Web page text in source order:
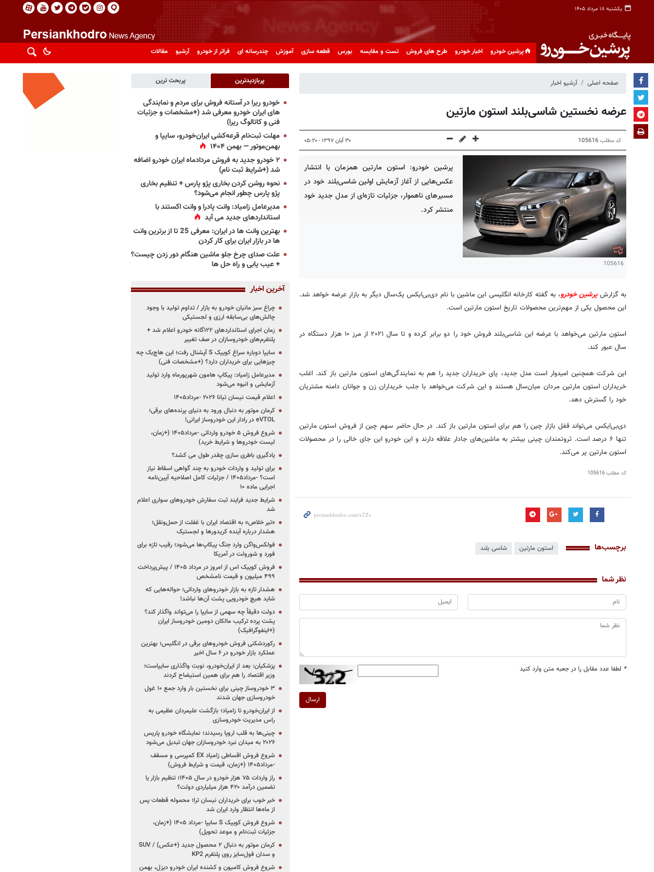
یکشنبه ۱۸ مرداد ۱۴۰۵
پرشین خودرو اخبار خودرو طرح های فروش تست و مقایسه بورس قطعه سازی آموزش چندرسانه ای فراتر از خودرو آرشیو مقالات
صفحه اصلی آرشیو اخبار
عرضه نخستین شاسی‌بلند استون مارتین
کد مطلب 105616 ۳۰ آبان ۱۳۹۷ - ۰۵:۲۰
105616
پرشین خودرو: استون مارتین همزمان با انتشار
عکس‌هایی از آغاز آزمایش اولین شاسی‌بلند خود در
مسیرهای ناهموار، جزئیات تازه‌ای از مدل جدید خود
منتشر کرد.
به گزارشپرشین خودرو، به گفته کارخانه انگلیسی این ماشین با نام دی‌بی‌ایکس یک‌سال دیگر به بازار عرضه خواهد شد.
این محصول یکی از مهم‌ترین محصولات تاریخ استون مارتین است.
استون مارتین می‌خواهد با عرضه این شاسی‌بلند فروش خود را دو برابر کرده و تا سال ۲۰۲۱ از مرز ۱۰ هزار دستگاه در
سال عبور کند.
این شرکت همچنین امیدوار است مدل جدید، پای خریداران جدید را هم به نمایندگی‌های استون مارتین باز کند. اغلب
خریداران استون مارتین مردان میان‌سال هستند و این شرکت می‌خواهد با جلب خریداران زن و جوانان دامنه مشتریان
خود را گسترش دهد.
دی‌بی‌ایکس می‌تواند قفل بازار چین را هم برای استون مارتین باز کند. در حال حاضر سهم چین از فروش استون مارتین
تنها ۶ درصد است. ثروتمندان چینی بیشتر به ماشین‌های جادار علاقه دارند و این خودرو این جای خالی را در محصولات
استون مارتین پر می‌کند.
کد مطلب105616
برچسب‌ها استون مارتین شاسی بلند
نظر شما
* لطفا عدد مقابل را در جعبه متن وارد کنید
ارسال
پربازدیدترین پربحث ترین
خودرو ریرا در آستانه فروش برای مردم و نمایندگی
های ایران خودرو معرفی شد (+مشخصات و جزئیات
فنی و کاتالوگ ریرا)
مهلت ثبت‌نام قرعه‌کشی ایران‌خودرو، سایپا و
بهمن‌موتور — بهمن ۱۴۰۴
۲ خودرو جدید به فروش مردادماه ایران خودرو اضافه
شد (+شرایط ثبت نام)
نحوه روشن کردن بخاری پژو پارس + تنظیم بخاری
پژو پارس چطور انجام می‌شود؟
مدیرعامل زامیاد: وانت پادرا و وانت اکستند با
استانداردهای جدید می آید
بهترین وانت ها در ایران: معرفی 25 تا از برترین وانت
ها در بازار ایران برای کار کردن
علت صدای چرخ جلو ماشین هنگام دور زدن چیست؟
+ عیب یابی و راه حل ها
آخرین اخبار
چراغ سبز مانیان خودرو به بازار / تداوم تولید با وجود
چالش‌های بی‌سابقه ارزی و لجستیکی
زمان اجرای استانداردهای ۱۲۲گانه خودرو اعلام شد +
پلتفرم‌های خودروسازان در صف تغییر
سایپا دوباره سراغ کوییک S آپشنال رفت؛ این هاچ‌بک چه
چیزهایی برای خریداران دارد؟ (+مشخصات فنی)
مدیرعامل زامیاد: پیکاپ هامون شهریورماه وارد تولید
آزمایشی و انبوه می‌شود
اعلام قیمت نیسان تیانا ۲۰۲۶ -مرداد۱۴۰۵
کرمان موتور به دنبال ورود به دنیای پرنده‌های برقی؛
eVTOL در رادار این خودروساز ایرانی!
شروع فروش ۵ خودرو وارداتی -مرداد۱۴۰۵ (+زمان،
لیست خودروها و شرایط خرید)
یادگیری باطری سازی چقدر طول می کشد؟
برای تولید و واردات خودرو به چند گواهی اسقاط نیاز
است؟ -مرداد۱۴۰۵ / جزئیات کامل اصلاحیه آیین‌نامه
اجرایی ماده ۱۰
شرایط جدید فرایند ثبت سفارش خودروهای سواری اعلام
شد
«تیر خلاص» به اقتصاد ایران با غفلت از حمل‌ونقل؛
هشدار درباره آینده کریدورها و لجستیک
فولکس‌واگن وارد جنگ پیکاپ‌ها می‌شود؛ رقیب تازه برای
فورد و شورولت در آمریکا
فروش کوییک اس از امروز در مرداد ۱۴۰۵ / پیش‌پرداخت
۴۹۹ میلیون و قیمت نامشخص
هشدار تازه به بازار خودروهای وارداتی؛ حواله‌هایی که
شاید هیچ خودرویی پشت آن‌ها نباشد!
دولت دقیقاً چه سهمی از سایپا را می‌تواند واگذار کند؟
پشت پرده ترکیب مالکان دومین خودروساز ایران
(+اینفوگرافیک)
رکوردشکنی فروش خودروهای برقی در انگلیس؛ بهترین
عملکرد بازار خودرو در ۶ سال اخیر
پزشکیان: بعد از ایران‌خودرو، نوبت واگذاری سایپاست؛
وزیر اقتصاد را هم برای همین استیضاح کردند
۳ خودروساز چینی برای نخستین بار وارد جمع ۱۰ غول
خودروسازی جهان شدند
از ایران‌خودرو تا زامیاد؛ بازگشت علیمردان عظیمی به
راس مدیریت خودروسازی
چینی‌ها به قلب اروپا رسیدند؛ نمایشگاه خودرو پاریس
۲۰۲۶ به میدان نبرد خودروسازان جهان تبدیل می‌شود
شروع فروش اقساطی زامیاد EX کمپرسی و مسقف
-مرداد۱۴۰۵ (+زمان، قیمت و شرایط فروش)
راز واردات ۷۵ هزار خودرو در سال ۱۴۰۵؛ تنظیم بازار یا
تضمین درآمد ۴۲۰ هزار میلیاردی دولت؟
خبر خوب برای خریداران نیسان ترا؛ محموله قطعات پس
از ماه‌ها انتظار وارد ایران شد
شروع فروش کوییک S سایپا -مرداد ۱۴۰۵ (+زمان،
جزئیات ثبت‌نام و موعد تحویل)
کرمان موتور به دنبال ۲ محصول جدید (+عکس) / SUV
و سدان فول‌سایز روی پلتفرم KP2
شروع فروش کامیون و کشنده ایران خودرو دیزل، بهمن